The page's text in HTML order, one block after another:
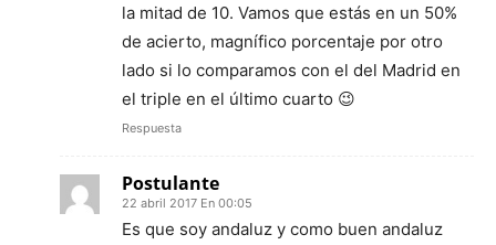
la mitad de 10. Vamos que estás en un 50%
de acierto, magnífico porcentaje por otro
lado si lo comparamos con el del Madrid en
el triple en el último cuarto 😉
Respuesta
Postulante
22 abril 2017 En 00:05
Es que soy andaluz y como buen andaluz